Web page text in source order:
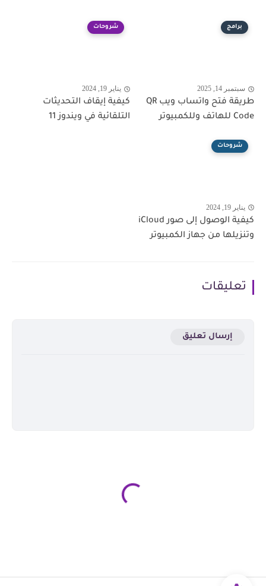
برامج
سبتمبر 14, 2025
طريقة فتح واتساب ويب QR
Code للهاتف وللكمبيوتر
شروحات
يناير 19, 2024
كيفية إيقاف التحديثات
التلقائية في ويندوز 11
شروحات
يناير 19, 2024
كيفية الوصول إلى صور iCloud
وتنزيلها من جهاز الكمبيوتر
تعليقات
إرسال تعليق